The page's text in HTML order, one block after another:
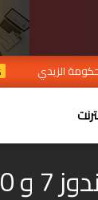
MAR 28, 2026